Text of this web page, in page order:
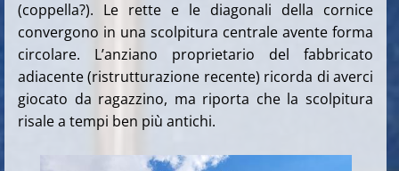
(coppella?). Le rette e le diagonali della cornice
convergono in una scolpitura centrale avente forma
circolare. L’anziano proprietario del fabbricato
adiacente (ristrutturazione recente) ricorda di averci
giocato da ragazzino, ma riporta che la scolpitura
risale a tempi ben più antichi.